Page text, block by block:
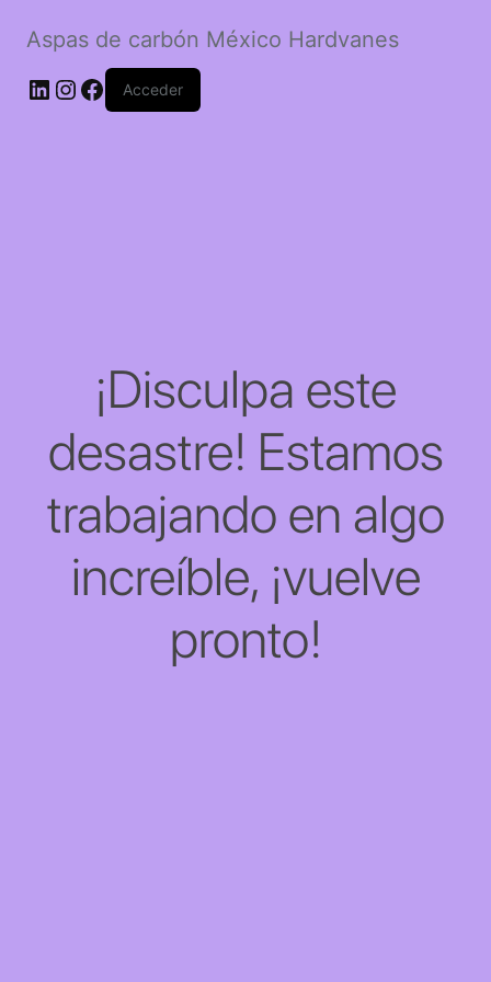
Aspas de carbón México Hardvanes
LinkedIn
Instagram
Facebook
Acceder
¡Disculpa este
desastre! Estamos
trabajando en algo
increíble, ¡vuelve
pronto!